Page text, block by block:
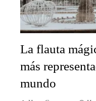
La flauta
más
mundo